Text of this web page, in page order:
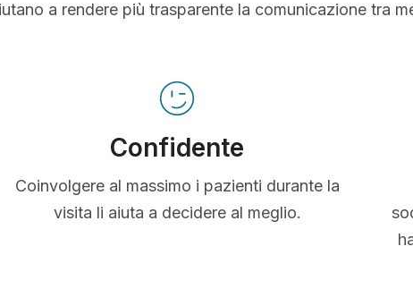
a rendere più trasparente la comunicazione tra
Confidente
Coinvolgere al massimo i pazienti durante la
visita li aiuta a decidere al meglio.